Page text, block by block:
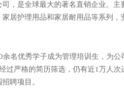
，是全球最大的著名直销企业。
居护理用品和家居耐用品等系列，
名优秀学子成为管理培训生，为
过严格的简历筛选，仍有近1万人
聘项目。